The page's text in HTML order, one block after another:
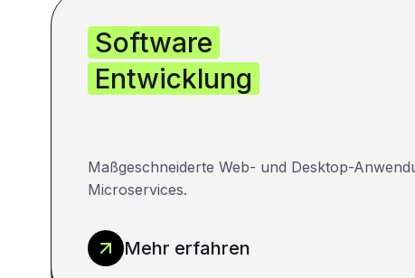
Software
Entwicklung
Maßgeschneiderte Web- und Desktop-
Microservices.
Mehr erfahren